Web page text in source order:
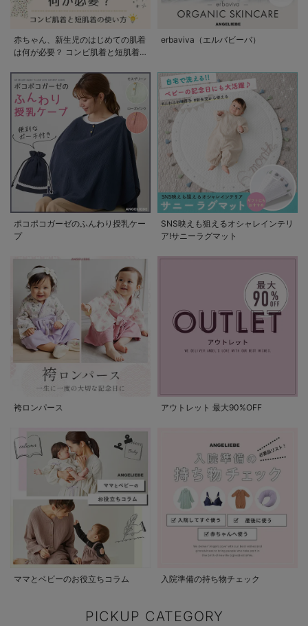
赤ちゃん、新生児のはじめての肌着
は何が必要？ コンビ肌着と短肌着
erbaviva（エルバビーバ）
ポコポコガーゼのふんわり授乳ケー
プ
SNS映えも狙えるオシャレインテリ
ア!サニーラグマット
袴ロンパース アウトレット 最大90%OFF
ママとベビーのお役立ちコラム 入院準備の持ち物チェック
PICKUP CATEGORY